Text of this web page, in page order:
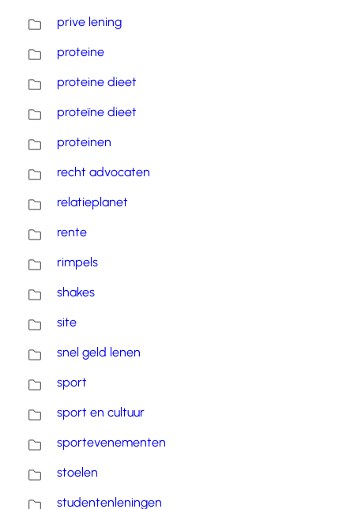
prive lening
proteine
proteine dieet
proteïne dieet
proteinen
recht advocaten
relatieplanet
rente
rimpels
shakes
site
snel geld lenen
sport
sport en cultuur
sportevenementen
stoelen
studentenleningen